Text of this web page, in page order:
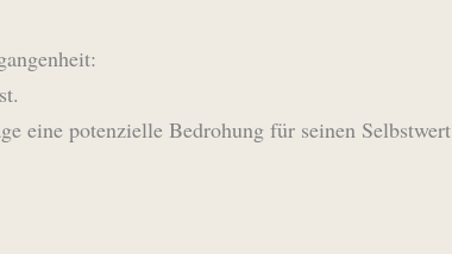
eine potenzielle Bedrohung für seinen Selbstwert